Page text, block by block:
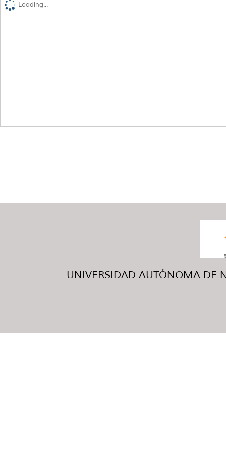
Loading...
UNIVERSIDAD AUTÓNOMA DE